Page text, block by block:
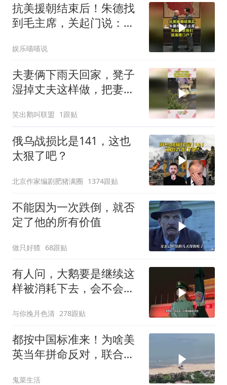
抗美援朝结束后！朱德找
到毛主席，关起门说：我
娱乐喵喵说
夫妻俩下雨天回家，凳子
湿掉丈夫这样做，把妻子
笑出鹅叫联盟 1跟贴
俄乌战损比是141，这也
太狠了吧？
北京作家编剧肥猪满圈 1374跟贴
不能因为一次跌倒，就否
定了他的所有价值
做只好猹 68跟贴
有人问，大鹅要是继续这
样被消耗下去，会不会灭
与你挽月色清 278跟贴
都按中国标准来！为啥美
英当年拼命反对，联合国
鬼菜生活